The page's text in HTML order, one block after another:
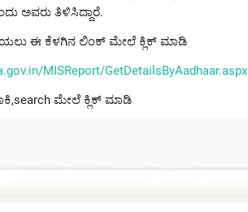
ಅವರು ತಿಳಿಸಿದ್ದಾರೆ.
ಈ ಕೆಳಗಿನ ಲಿಂಕ್ ಮೇಲೆ ಕ್ಲಿಕ್ ಮಾಡಿ
MISReport/GetDetailsByAadhaar.aspx
ಮೇಲೆ ಕ್ಲಿಕ್ ಮಾಡಿ